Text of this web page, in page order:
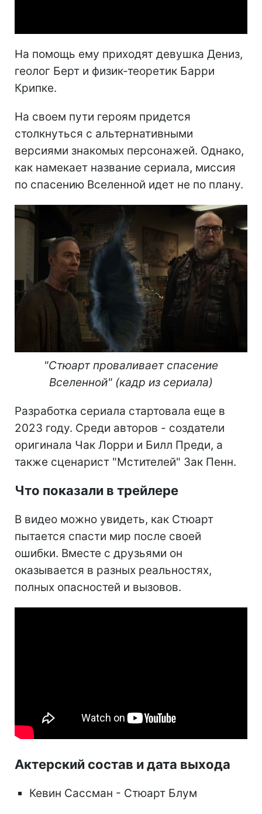
На помощь ему приходят девушка Дениз,
геолог Берт и физик-теоретик Барри
Крипке.
На своем пути героям придется
столкнуться с альтернативными
версиями знакомых персонажей. Однако,
как намекает название сериала, миссия
по спасению Вселенной идет не по плану.
"Стюарт проваливает спасение
Вселенной" (кадр из сериала)
Разработка сериала стартовала еще в
2023 году. Среди авторов - создатели
оригинала Чак Лорри и Билл Преди, а
также сценарист "Мстителей" Зак Пенн.
Что показали в трейлере
В видео можно увидеть, как Стюарт
пытается спасти мир после своей
ошибки. Вместе с друзьями он
оказывается в разных реальностях,
полных опасностей и вызовов.
Актерский состав и дата выхода
Кевин Сассман - Стюарт Блум